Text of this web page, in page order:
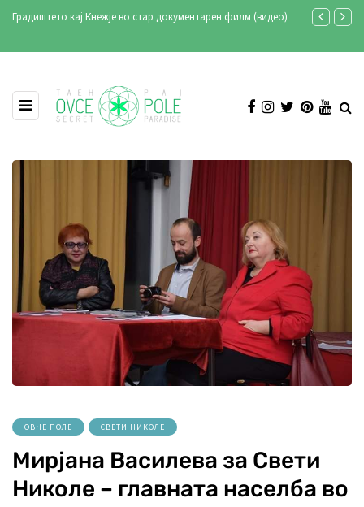
филм (видео)
Продукција Аристон ексклузивно на Телевизија Сонце
ОВЧЕ ПОЛЕ СВЕТИ НИКОЛЕ
Мирјана Василева за Свети
Николе – главната населба во